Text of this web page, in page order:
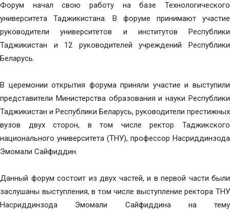
Форум начал свою работу на базе Технологического
университета Таджикистана. В форуме принимают участие
руководители университетов и институтов Республики
Таджикистан и 12 руководителей учреждений Республики
Беларусь.
В церемонии открытия форума приняли участие и выступили
представители Министерства образования и науки Республики
Таджикистан и Республики Беларусь, руководители престижных
вузов двух сторон, в том числе ректор Таджикского
национального университета (ТНУ), профессор Насриддинзода
Эмомали Сайфиддин.
Данный форум состоит из двух частей, и в первой части были
заслушаны выступления, в том числе выступление ректора ТНУ
Насриддинзода Эмомали Сайфиддина на тему